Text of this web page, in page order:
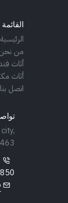
الرئيسية
من
أثاث
أثاث
اتصل بنا